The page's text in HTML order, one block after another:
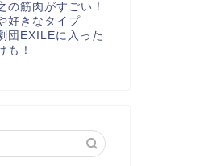
の筋肉がすごい！
好きなタイプ
団EXILEに入った
も！